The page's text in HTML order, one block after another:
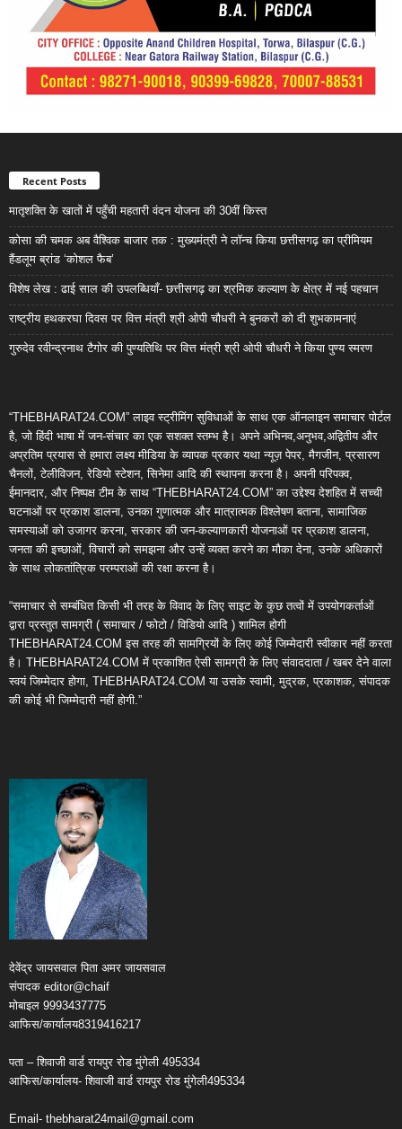
Recent Posts
मातृशक्ति के खातों में पहुँची महतारी वंदन योजना की 30वीं किस्त
कोसा की चमक अब वैश्विक बाजार तक : मुख्यमंत्री ने लॉन्च किया छत्तीसगढ़ का प्रीमियम
हैंडलूम ब्रांड ‘कोशल फैब’
विशेष लेख : ढाई साल की उपलब्धियाँ- छत्तीसगढ़ का श्रमिक कल्याण के क्षेत्र में नई पहचान
राष्ट्रीय हथकरघा दिवस पर वित्त मंत्री श्री ओपी चौधरी ने बुनकरों को दी शुभकामनाएं
गुरुदेव रवीन्द्रनाथ टैगोर की पुण्यतिथि पर वित्त मंत्री श्री ओपी चौधरी ने किया पुण्य स्मरण
“THEBHARAT24.COM” लाइव स्ट्रीमिंग सुविधाओं के साथ एक ऑनलाइन समाचार पोर्टल
है, जो हिंदी भाषा में जन-संचार का एक सशक्त स्तम्भ है। अपने अभिनव,अनुभव,अद्वितीय और
अप्रतिम प्रयास से हमारा लक्ष्य मीडिया के व्यापक प्रकार यथा न्यूज़ पेपर, मैगजीन, प्रसारण
चैनलों, टेलीविजन, रेडियो स्टेशन, सिनेमा आदि की स्थापना करना है। अपनी परिपक्व,
ईमानदार, और निष्पक्ष टीम के साथ “THEBHARAT24.COM” का उद्देश्य देशहित में सच्ची
घटनाओं पर प्रकाश डालना, उनका गुणात्मक और मात्रात्मक विश्लेषण बताना, सामाजिक
समस्याओं को उजागर करना, सरकार की जन-कल्याणकारी योजनाओं पर प्रकाश डालना,
जनता की इच्छाओं, विचारों को समझना और उन्हें व्यक्त करने का मौका देना, उनके अधिकारों
के साथ लोकतांत्रिक परम्पराओं की रक्षा करना है।
“समाचार से सम्बंधित किसी भी तरह के विवाद के लिए साइट के कुछ तत्वों में उपयोगकर्ताओं
द्वारा प्रस्तुत सामग्री ( समाचार / फोटो / विडियो आदि ) शामिल होगी
THEBHARAT24.COM इस तरह की सामग्रियों के लिए कोई जिम्मेदारी स्वीकार नहीं करता
है। THEBHARAT24.COM में प्रकाशित ऐसी सामग्री के लिए संवाददाता / खबर देने वाला
स्वयं जिम्मेदार होगा, THEBHARAT24.COM या उसके स्वामी, मुद्रक, प्रकाशक, संपादक
की कोई भी जिम्मेदारी नहीं होगी.”
देवेंद्र जायसवाल पिता अमर जायसवाल
संपादक editor@chaif
मोबाइल 9993437775
आफिस/कार्यालय8319416217
पता – शिवाजी वार्ड रायपुर रोड मुंगेली 495334
आफिस/कार्यालय- शिवाजी वार्ड रायपुर रोड मुंगेली495334
Email- thebharat24mail@gmail.com